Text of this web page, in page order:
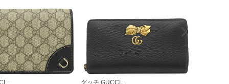
グッチ GUCCI...